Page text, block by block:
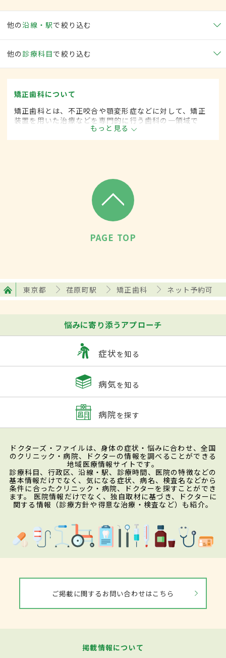
他の沿線・駅で絞り込む
他の 診療科目で絞り込む
矯正歯科について
矯正歯科とは、不正咬合や顎変形症などに対して、矯正
装置を用いた治療などを専門的に行う歯科の一領域で
もっと見る
PAGE TOP
東京都 荏原町駅 矯正歯科 ネット予約可
悩みに寄り添うアプローチ
症状を知る
病気を知る
病院を探す
ドクターズ・ファイルは、身体の症状・悩みに合わせ、全国
のクリニック・病院、ドクターの情報を調べることができる
地域医療情報サイトです。
診療科目、行政区、沿線・駅、診療時間、医院の特徴などの
基本情報だけでなく、気になる症状、病名、検査名などから
条件に合ったクリニック・病院、ドクターを探すことができ
ます。 医院情報だけでなく、独自取材に基づき、ドクターに
関する情報（診療方針や得意な治療・検査など）も紹介。
ご掲載に関するお問い合わせはこちら
掲載情報について